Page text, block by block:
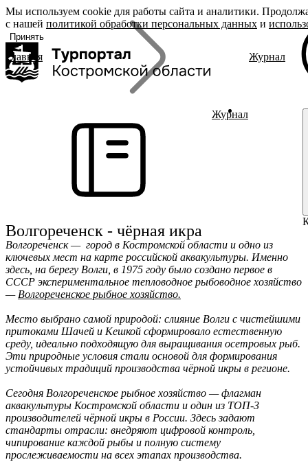
О регионе
О регионе
Журнал
Брендовые маршруты
Полезный досуг
Активный отдых
События
Читать новости
Ru ?
Главная Журнал
Журнал
Волгореченск - чёрная икра
Волгореченск — город в Костромской области и одно из
ключевых мест на карте российской аквакультуры. Именно
здесь, на берегу Волги, в 1975 году было создано первое в
СССР экспериментальное тепловодное рыбоводное хозяйство
— Волгореченское рыбное хозяйство.
Место выбрано самой природой: слияние Волги с чистейшими
притоками Шачей и Кешкой сформировало естественную
среду, идеально подходящую для выращивания осетровых рыб.
Эти природные условия стали основой для формирования
устойчивых традиций производства чёрной икры в регионе.
Сегодня Волгореченское рыбное хозяйство — флагман
аквакультуры Костромской области и один из ТОП-3
производителей чёрной икры в России. Здесь задают
стандарты отрасли: внедряют цифровой контроль,
чипирование каждой рыбы и полную систему
прослеживаемости на всех этапах производства.
Мы используем cookie для работы сайта и аналитики.
с нашей политикой обработки персональных данных и
Принять
«Задать
вопрос», вы
соглашаетесь
с
политикой
обработки
персональных
данных